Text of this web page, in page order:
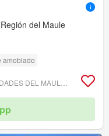
del Maule
amoblado